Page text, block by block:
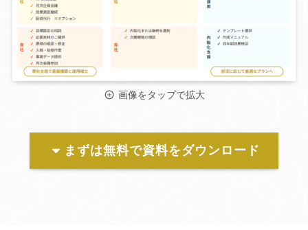
画像をタップで拡大
まずは無料で資料をダウンロード